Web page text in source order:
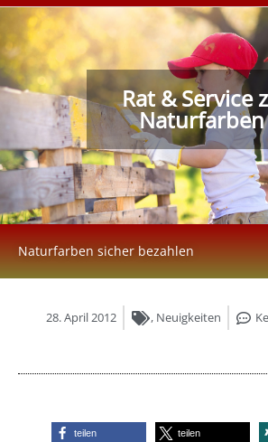
Rat & Service
Naturfarben
Naturfarben sicher bezahlen
28. April 2012 , Neuigkeiten
teilen teilen